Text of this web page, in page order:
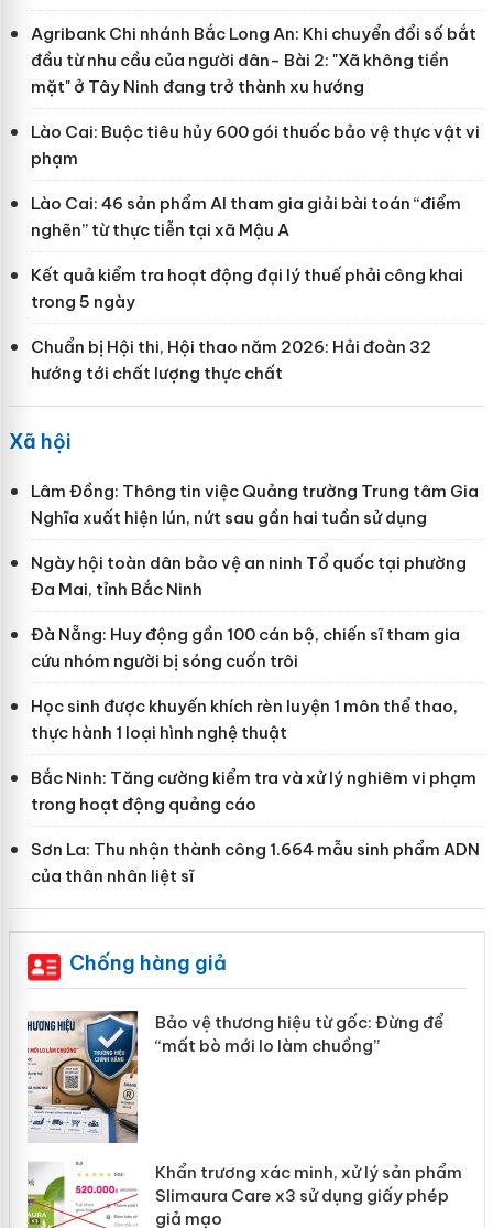
Agribank Chi nhánh Bắc Long An: Khi chuyển đổi số bắt
đầu từ nhu cầu của người dân- Bài 2: "Xã không tiền
mặt" ở Tây Ninh đang trở thành xu hướng
Lào Cai: Buộc tiêu hủy 600 gói thuốc bảo vệ thực vật vi
phạm
Lào Cai: 46 sản phẩm AI tham gia giải bài toán “điểm
nghẽn” từ thực tiễn tại xã Mậu A
Kết quả kiểm tra hoạt động đại lý thuế phải công khai
trong 5 ngày
Chuẩn bị Hội thi, Hội thao năm 2026: Hải đoàn 32
hướng tới chất lượng thực chất
Xã hội
Lâm Đồng: Thông tin việc Quảng trường Trung tâm Gia
Nghĩa xuất hiện lún, nứt sau gần hai tuần sử dụng
Ngày hội toàn dân bảo vệ an ninh Tổ quốc tại phường
Đa Mai, tỉnh Bắc Ninh
Đà Nẵng: Huy động gần 100 cán bộ, chiến sĩ tham gia
cứu nhóm người bị sóng cuốn trôi
Học sinh được khuyến khích rèn luyện 1 môn thể thao,
thực hành 1 loại hình nghệ thuật
Bắc Ninh: Tăng cường kiểm tra và xử lý nghiêm vi phạm
trong hoạt động quảng cáo
Sơn La: Thu nhận thành công 1.664 mẫu sinh phẩm ADN
của thân nhân liệt sĩ
Chống hàng giả
Bảo vệ thương hiệu từ gốc: Đừng để
“mất bò mới lo làm chuồng”
Khẩn trương xác minh, xử lý sản phẩm
Slimaura Care x3 sử dụng giấy phép
giả mạo